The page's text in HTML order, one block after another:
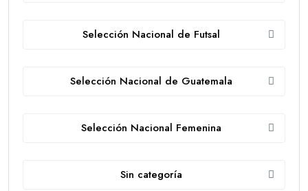
Selección Nacional de Futsal
Selección Nacional de Guatemala
Selección Nacional Femenina
Sin categoría